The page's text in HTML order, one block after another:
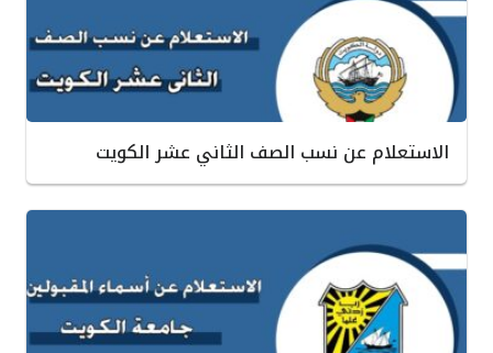
الاستعلام عن نسب الصف الثاني عشر الكويت